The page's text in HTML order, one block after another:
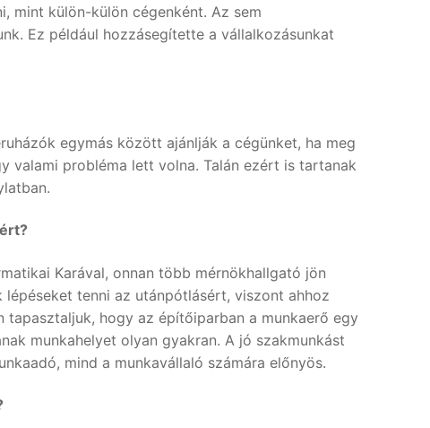
mint külön-külön cégenként. Az sem
Ez például hozzásegítette a vállalkozásunkat
egymás között ajánlják a cégünket, ha meg
valami probléma lett volna. Talán ezért is tartanak
Karával, onnan több mérnökhallgató jön
tenni az utánpótlásért, viszont ahhoz
tapasztaljuk, hogy az építőiparban a munkaerő egy
munkahelyet olyan gyakran. A jó szakmunkást
mind a munkavállaló számára előnyös.